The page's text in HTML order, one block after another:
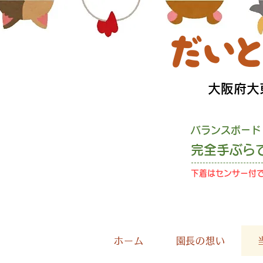
大阪府
バランスボー
完全手ぶら
下着はセンサー付
お
ホーム 園長の想い